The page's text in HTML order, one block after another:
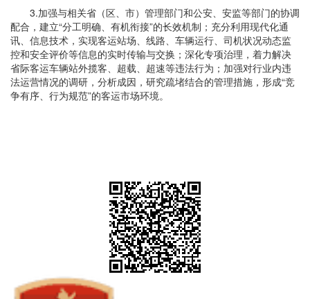
3.加强与相关省（区、市）管理部门和公安、安监等部门的协调
配合，建立“分工明确、有机衔接”的长效机制；充分利用现代化通
讯、信息技术，实现客运站场、线路、车辆运行、司机状况动态监
控和安全评价等信息的实时传输与交换；深化专项治理，着力解决
省际客运车辆站外揽客、超载、超速等违法行为；加强对行业内违
法运营情况的调研，分析成因，研究疏堵结合的管理措施，形成“竞
争有序、行为规范”的客运市场环境。